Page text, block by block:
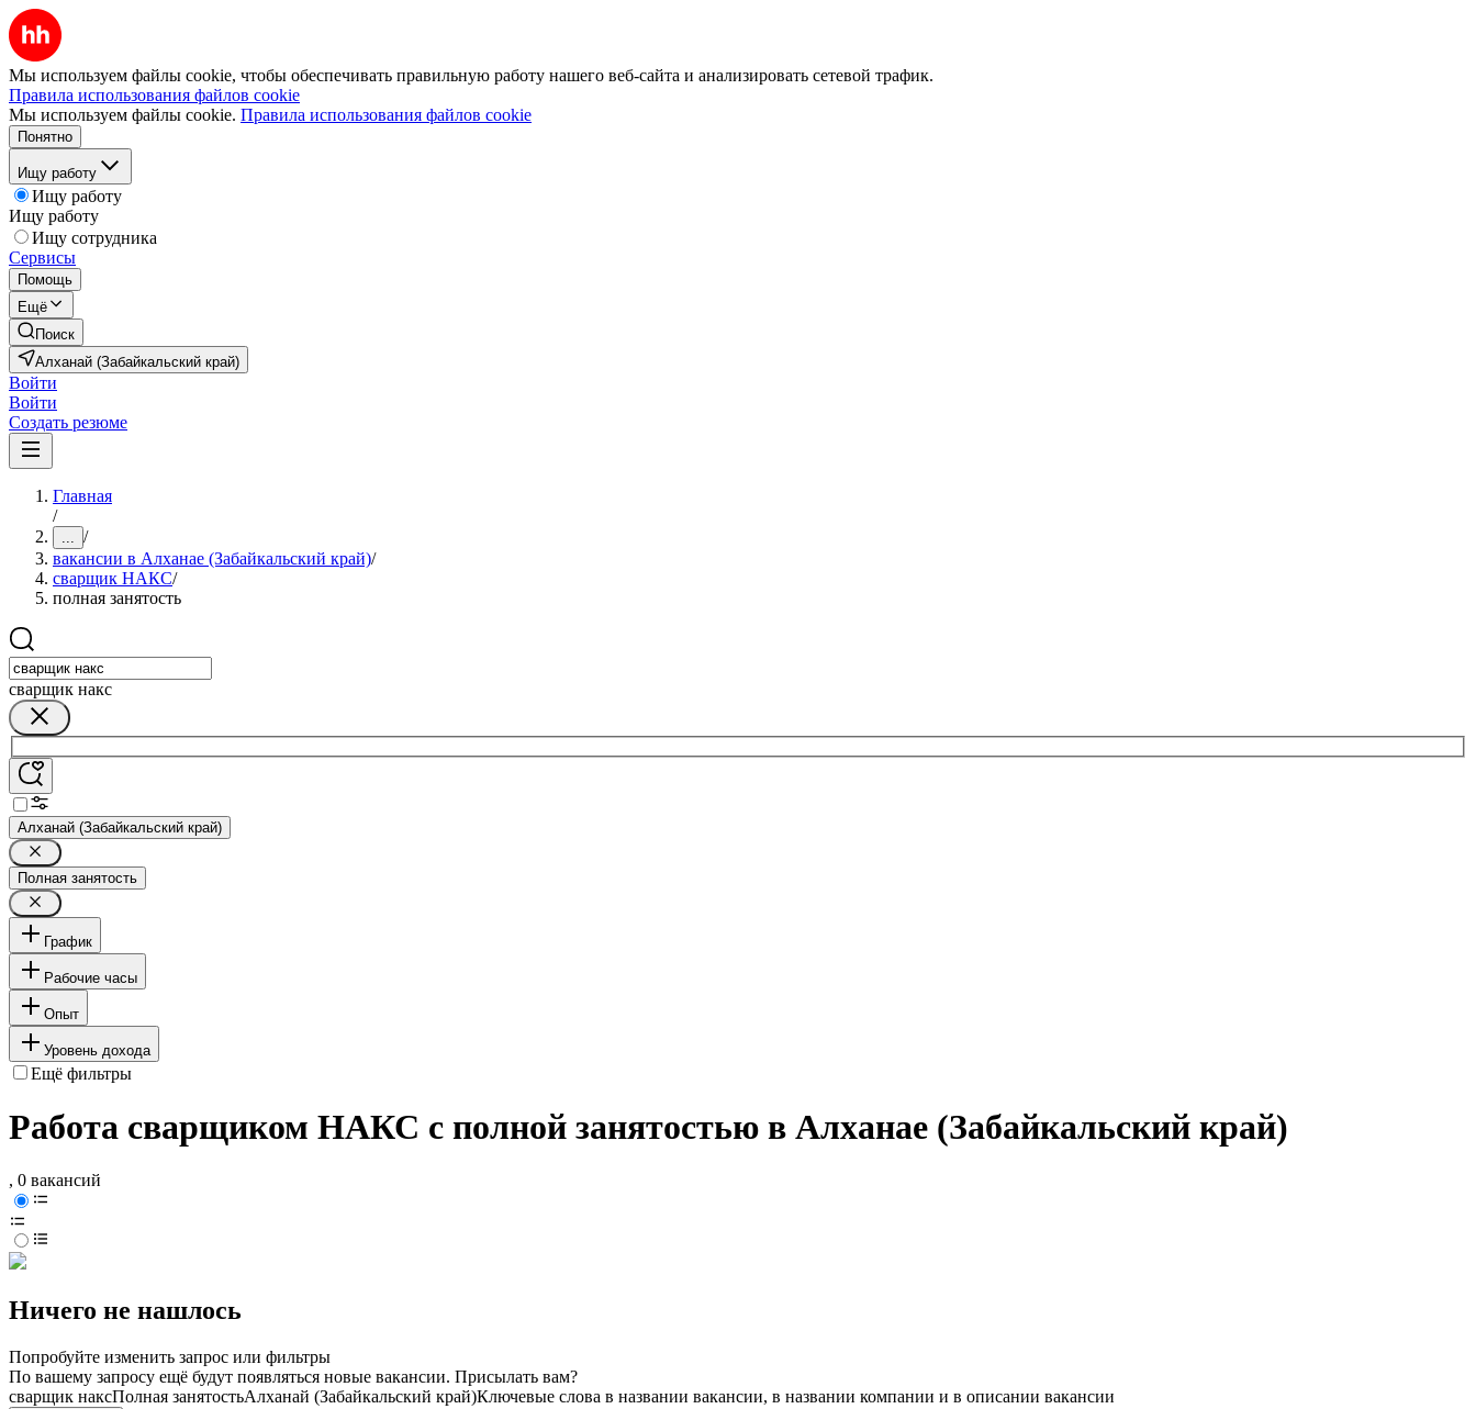
Мы используем файлы cookie, чтобы обеспечивать правильную работу нашего веб-сайта и анализировать сетевой трафик.
Правила использования файлов cookie
Мы используем файлы cookie. Правила использования файлов cookie
Понятно
Ищу работу
Ищу работу
Ищу работу
Ищу сотрудника
Сервисы
Помощь
Ещё
Поиск
Алханай (Забайкальский край)
Войти
Войти
Создать резюме
Главная
/
... /
вакансии в Алханае (Забайкальский край)/
сварщик НАКС/
полная занятость
сварщик накс
Алханай (Забайкальский край)
Полная занятость
График
Рабочие часы
Опыт
Уровень дохода
Ещё фильтры
Работа сварщиком НАКС с полной занятостью в Алханае (Забайкальский край)
, 0 вакансий
Ничего не нашлось
Попробуйте изменить запрос или фильтры
По вашему запросу ещё будут появляться новые вакансии. Присылать вам?
сварщик наксПолная занятостьАлханай (Забайкальский край)Ключевые слова в названии вакансии, в названии компании и в описании вакансии